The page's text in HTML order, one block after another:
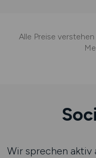
Alle Preise
Wir sprechen aktiv